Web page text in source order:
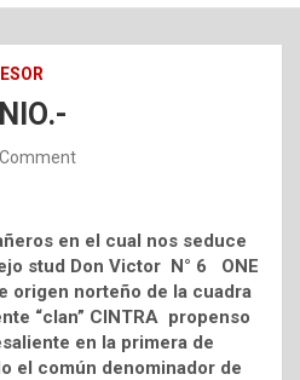
en el cual nos seduce
stud Don Victor N° 6 ONE
origen norteño de la cuadra
“clan” CINTRA propenso
en la primera de
el común denominador de